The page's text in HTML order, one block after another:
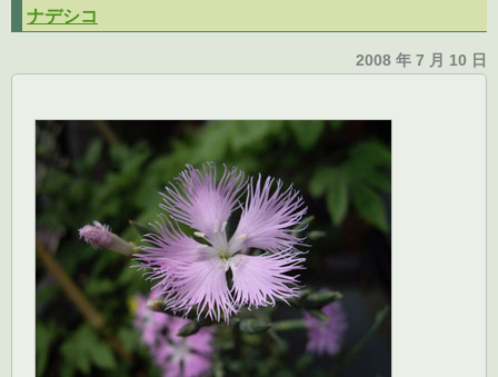
ナデシコ
2008 年 7 月 10 日